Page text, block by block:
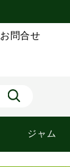
お問合せ
ジャム